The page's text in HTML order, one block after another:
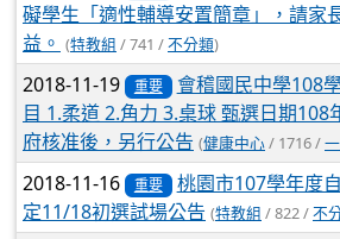
礙學生「適性輔導安置簡章」，請家
益。 (特教組 / 741 /不分類)
2018-11-19 重要
會稽國民中學108
目 1.柔道 2.角力 3.桌球 甄選日期108
府核准後，另行公告 (健康中心/ 1716 /
2018-11-16 重要
桃園市107學年度
定11/18初選試場公告 (特教組 / 822 /不